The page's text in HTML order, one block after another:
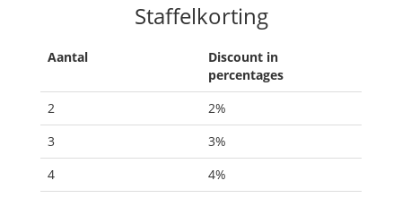
Staffelkorting
Aantal
Discount in
percentages
2
2%
3
3%
4
4%